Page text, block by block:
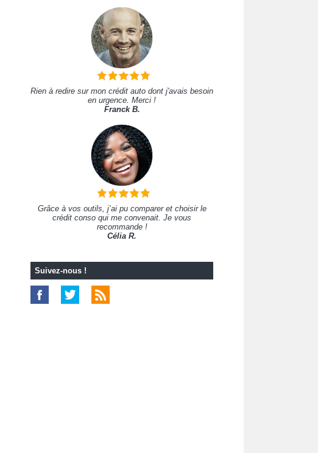
Rien à redire sur mon crédit auto dont j'avais besoin
en urgence. Merci !
Franck B.
Grâce à vos outils, j’ai pu comparer et choisir le
crédit conso qui me convenait. Je vous
recommande !
Célia R.
Suivez-nous !